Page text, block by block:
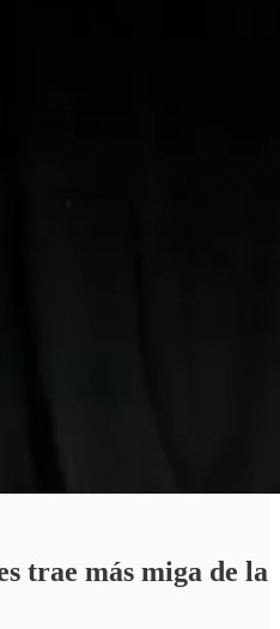
trae más miga de la